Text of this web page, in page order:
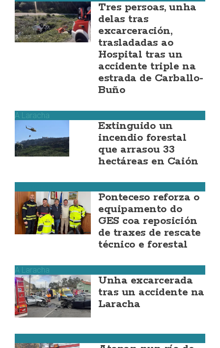
Tres persoas, unha
delas tras
excarceración,
trasladadas ao
Hospital tras un
accidente triple na
estrada de Carballo-
Buño
A Laracha
Extinguido un
incendio forestal
que arrasou 33
hectáreas en Caión
Ponteceso reforza o
equipamento do
GES coa reposición
de traxes de rescate
técnico e forestal
A Laracha
Unha excarcerada
tras un accidente na
Laracha